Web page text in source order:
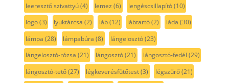
leeresztő szivattyú(4) lemez (6) lengéscsillapító(10)
logo(3) lyuktárcsa (2) láb(12) lábtartó(2) láda (30)
lámpa (28) lámpabúra (8) lángelosztó(23)
lángelosztó-rózsa (21) lángosztó(21) lángosztó-fedél (29)
lángosztó-tető(27) légkeverésfűtőtest(3) légszűrő(21)